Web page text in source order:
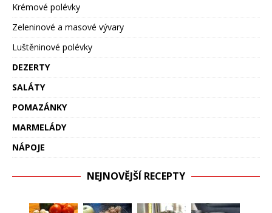
Krémové polévky
Zeleninové a masové vývary
Luštěninové polévky
DEZERTY
SALÁTY
POMAZÁNKY
MARMELÁDY
NÁPOJE
NEJNOVĚJŠÍ RECEPTY